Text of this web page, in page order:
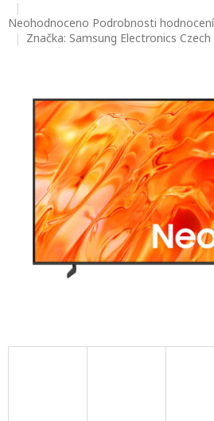
Průměrné
hodnocení
hvězdiček.
Neohodnoceno Podrobnosti hodnocení
Značka: Samsung Electronics Czech